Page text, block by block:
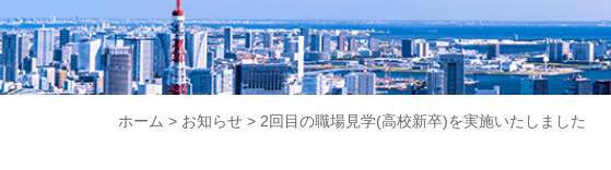
ホーム > お知らせ > 2回目の職場見学(高校新卒)を実施いたしました